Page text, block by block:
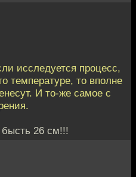
исследуется процесс,
температуре, то вполне
И то-же самое с
бысть 26 см!!!